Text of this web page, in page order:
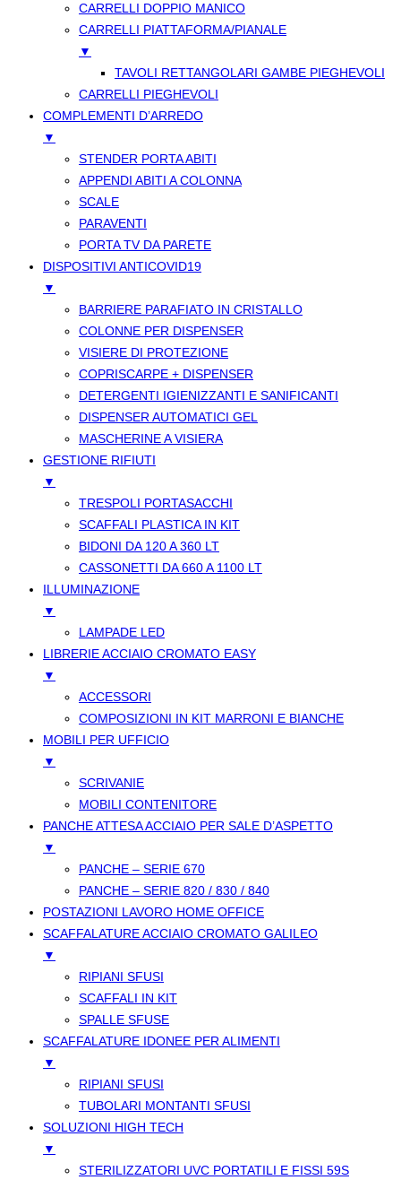
CARRELLI DOPPIO MANICO
CARRELLI PIATTAFORMA/PIANALE
▼
TAVOLI RETTANGOLARI GAMBE PIEGHEVOLI
CARRELLI PIEGHEVOLI
COMPLEMENTI D’ARREDO
▼
STENDER PORTA ABITI
APPENDI ABITI A COLONNA
SCALE
PARAVENTI
PORTA TV DA PARETE
DISPOSITIVI ANTICOVID19
▼
BARRIERE PARAFIATO IN CRISTALLO
COLONNE PER DISPENSER
VISIERE DI PROTEZIONE
COPRISCARPE + DISPENSER
DETERGENTI IGIENIZZANTI E SANIFICANTI
DISPENSER AUTOMATICI GEL
MASCHERINE A VISIERA
GESTIONE RIFIUTI
▼
TRESPOLI PORTASACCHI
SCAFFALI PLASTICA IN KIT
BIDONI DA 120 A 360 LT
CASSONETTI DA 660 A 1100 LT
ILLUMINAZIONE
▼
LAMPADE LED
LIBRERIE ACCIAIO CROMATO EASY
▼
ACCESSORI
COMPOSIZIONI IN KIT MARRONI E BIANCHE
MOBILI PER UFFICIO
▼
SCRIVANIE
MOBILI CONTENITORE
PANCHE ATTESA ACCIAIO PER SALE D’ASPETTO
▼
PANCHE – SERIE 670
PANCHE – SERIE 820 / 830 / 840
POSTAZIONI LAVORO HOME OFFICE
SCAFFALATURE ACCIAIO CROMATO GALILEO
▼
RIPIANI SFUSI
SCAFFALI IN KIT
SPALLE SFUSE
SCAFFALATURE IDONEE PER ALIMENTI
▼
RIPIANI SFUSI
TUBOLARI MONTANTI SFUSI
SOLUZIONI HIGH TECH
▼
STERILIZZATORI UVC PORTATILI E FISSI 59S